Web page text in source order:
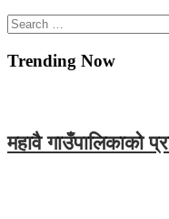
Search
for:
Trending Now
महावै गाउँपालिकाको